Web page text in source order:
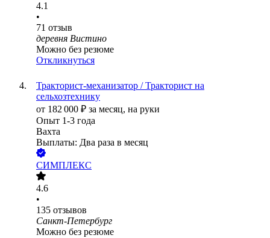
4.1
•
71 отзыв
деревня Вистино
Можно без резюме
Откликнуться
Тракторист-механизатор / Тракторист на
сельхозтехнику
от 182 000 ₽ за месяц, на руки
Опыт 1-3 года
Вахта
Выплаты: Два раза в месяц
СИМПЛЕКС
4.6
•
135 отзывов
Санкт-Петербург
Можно без резюме